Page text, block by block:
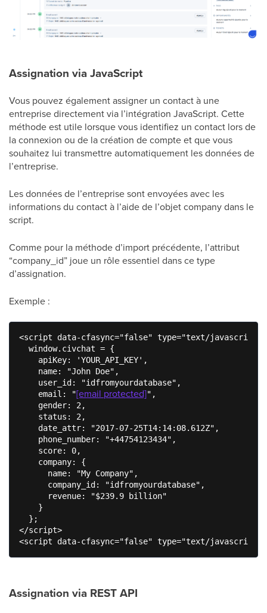
Assignation via JavaScript
Vous pouvez également assigner un contact à une
entreprise directement via l’intégration JavaScript. Cette
méthode est utile lorsque vous identifiez un contact lors de
la connexion ou de la création de compte et que vous
souhaitez lui transmettre automatiquement les données de
l’entreprise.
Les données de l’entreprise sont envoyées avec les
informations du contact à l’aide de l’objet company dans le
script.
Comme pour la méthode d’import précédente, l’attribut
“company_id” joue un rôle essentiel dans ce type
d’assignation.
Exemple :
<script data-cfasync="false" type="text/javascript">
  window.civchat = {
    apiKey: 'YOUR_API_KEY',
    name: "John Doe",
    user_id: "idfromyourdatabase",
    email: "
[email protected]",
    gender: 2,
    status: 2,
    date_attr: "2017-07-25T14:14:08.612Z",
    phone_number: "+44754123434",
    score: 0,
    company: {
      name: "My Company",
      company_id: "idfromyourdatabase",
      revenue: "$239.9 billion"
    }
  };
</script>
<script data-cfasync="false" type="text/
Assignation via REST API